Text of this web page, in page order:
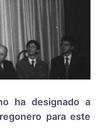
ha designado a
para este